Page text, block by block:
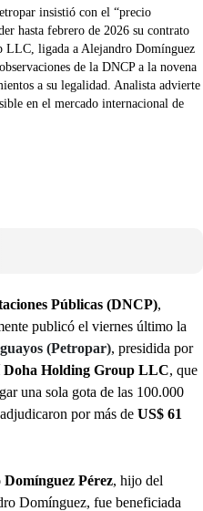
insistió con el “precio
hasta febrero de 2026 su contrato
ligada a Alejandro Domínguez
de la DNCP a la novena
a su legalidad. Analista advierte
en el mercado internacional de
Públicas (DNCP),
publicó el viernes último la
(Petropar), presidida por
Doha Holding Group LLC, que
una sola gota de las 100.000
por más de US$ 61
Pérez, hijo del
Domínguez, fue beneficiada